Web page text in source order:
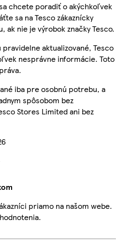
chcete poradiť o akýchkoľvek
sa na Tesco zákaznícky
ak nie je výrobok značky Tesco.
aktualizované, Tesco
nesprávne informácie. Toto
iba pre osobnú potrebu, a
spôsobom bez
Stores Limited ani bez
priamo na našom webe.